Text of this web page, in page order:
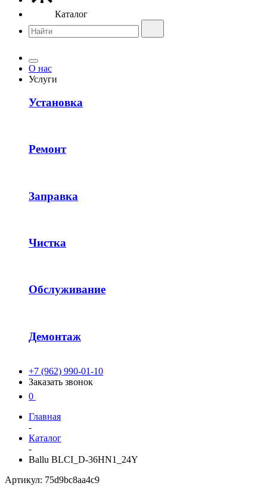
Каталог
О нас
Услуги
Установка
Ремонт
Заправка
Чистка
Обслуживание
Демонтаж
+7 (962) 990-01-10
Заказать звонок
0
Главная
-
Каталог
-
Ballu BLCI_D-36HN1_24Y
Артикул: 75d9bc8aa4c9